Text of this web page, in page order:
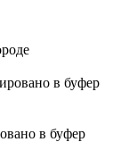
в буфер
в буфер